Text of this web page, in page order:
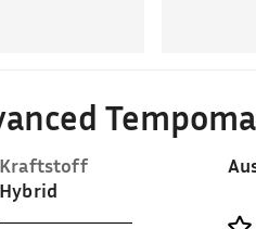
Kraftstoff
Hybrid